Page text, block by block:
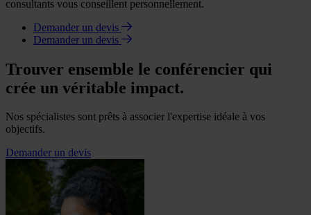
consultants vous conseillent personnellement.
Demander un devis
Demander un devis
Trouver ensemble le conférencier qui
crée un véritable impact.
Nos spécialistes sont prêts à associer l'expertise idéale à vos
objectifs.
Demander un devis